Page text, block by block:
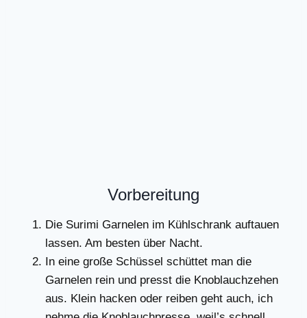
Vorbereitung
Die Surimi Garnelen im Kühlschrank auftauen
lassen. Am besten über Nacht.
In eine große Schüssel schüttet man die
Garnelen rein und presst die Knoblauchzehen
aus. Klein hacken oder reiben geht auch, ich